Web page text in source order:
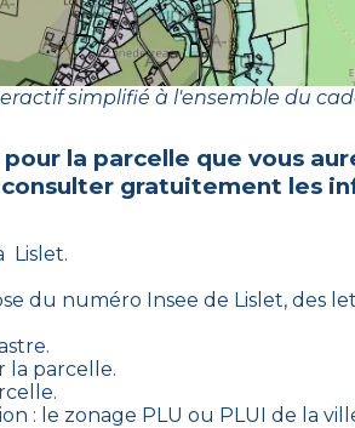
simplifié à l'ensemble du
la parcelle que vous
gratuitement les
Lislet.
du numéro Insee de Lislet, des
la parcelle.
: le zonage PLU ou PLUI de la